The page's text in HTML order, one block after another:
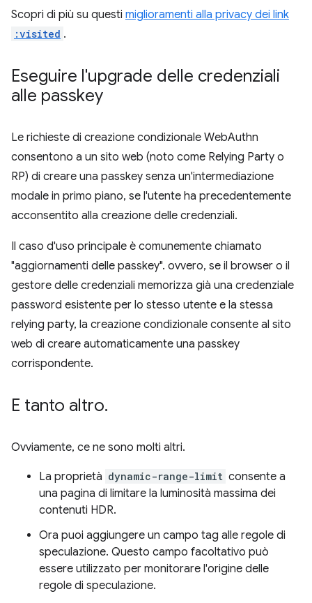
Scopri di più su questi miglioramenti alla privacy dei link
:visited .
Eseguire l'upgrade delle credenziali
alle passkey
Le richieste di creazione condizionale WebAuthn
consentono a un sito web (noto come Relying Party o
RP) di creare una passkey senza un'intermediazione
modale in primo piano, se l'utente ha precedentemente
acconsentito alla creazione delle credenziali.
Il caso d'uso principale è comunemente chiamato
"aggiornamenti delle passkey". ovvero, se il browser o il
gestore delle credenziali memorizza già una credenziale
password esistente per lo stesso utente e la stessa
relying party, la creazione condizionale consente al sito
web di creare automaticamente una passkey
corrispondente.
E tanto altro.
Ovviamente, ce ne sono molti altri.
La proprietà dynamic-range-limit consente a
una pagina di limitare la luminosità massima dei
contenuti HDR.
Ora puoi aggiungere un campo tag alle regole di
speculazione. Questo campo facoltativo può
essere utilizzato per monitorare l'origine delle
regole di speculazione.